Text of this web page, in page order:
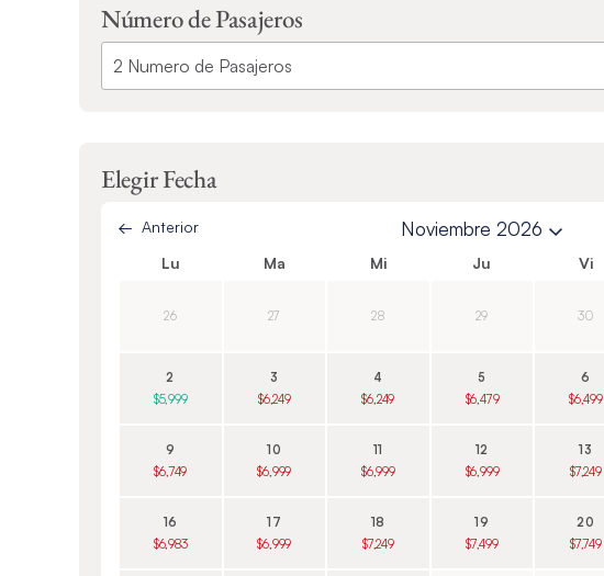
Número de Pasajeros
Elegir Fecha
Anterior Noviembre 2026
Lu
Ma Mi Ju Vi
26 27 28 29 30
2
$5,999
3
$6,249
4
$6,249
5
$6,479
6
$6,499
9
$6,749
10
$6,999
11
$6,999
12
$6,999
13
$7,249
16
$6,983
17
$6,999
18
$7,249
19
$7,499
20
$7,749